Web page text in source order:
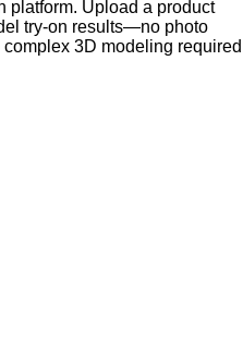
platform. Upload a product
try-on results—no photo
3D modeling